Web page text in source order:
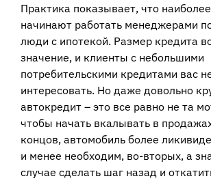
Практика показывает, что
начинают работать менеджерами
люди с ипотекой. Размер кредита
значение, и клиенты с небольшими
потребительскими кредитами вас
интересовать. Но даже довольно
автокредит – это все равно не та
чтобы начать вкалывать в
концов, автомобиль более
и менее необходим, во-вторых, а
случае сделать шаг назад и